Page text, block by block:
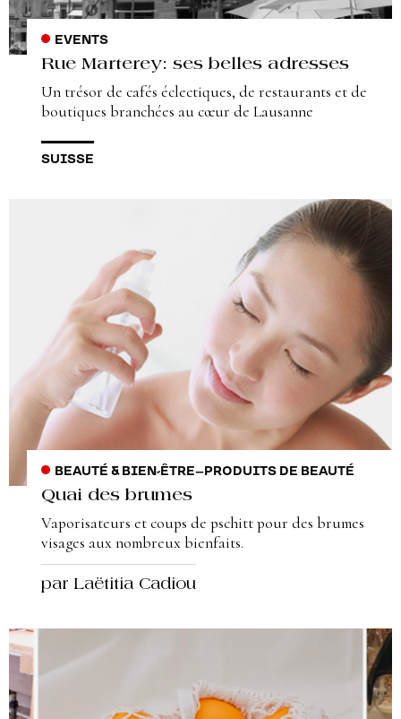
EVENTS
Rue Marterey: ses belles adresses
Un trésor de cafés éclectiques, de restaurants et de
boutiques branchées au cœur de Lausanne
SUISSE
BEAUTÉ & BIEN-ÊTRE– PRODUITS DE BEAUTÉ
Quai des brumes
Vaporisateurs et coups de pschitt pour des brumes
visages aux nombreux bienfaits.
par Laëtitia Cadiou